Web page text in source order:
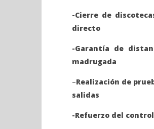
-Cierre de
directo
-Garantía de
madrugada
–Realización de
salidas
-Refuerzo del